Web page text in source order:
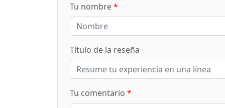
Tu nombre*
Título de la reseña
Tu comentario *